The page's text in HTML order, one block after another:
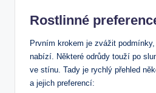
Rostlinné
Prvním krokem je zvážit
nabízí. Některé odrůdy touží po
ve stínu. Tady je rychlý přehled
a jejich preferencí: